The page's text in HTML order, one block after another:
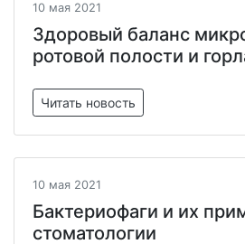
10 мая 2021
Здоровый баланс
ротовой полости и
Читать новость
10 мая 2021
Бактериофаги и их
стоматологии